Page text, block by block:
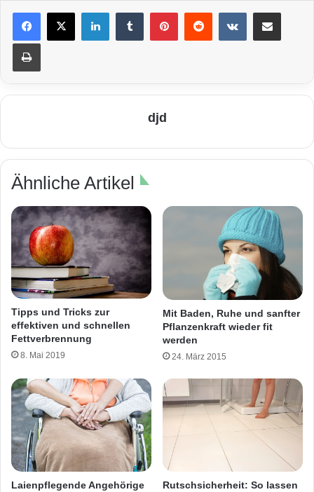
LinkedIn VKontakte
Drucken
djd
Ähnliche Artikel
Tipps und Tricks zur
effektiven und schnellen
Fettverbrennung
8. Mai 2019
Mit Baden, Ruhe und sanfter
Pflanzenkraft wieder fit
werden
24. März 2015
Laienpflegende Angehörige
Rutschsicherheit: So lassen